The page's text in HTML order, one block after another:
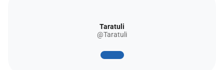
Taratuli
@Taratuli